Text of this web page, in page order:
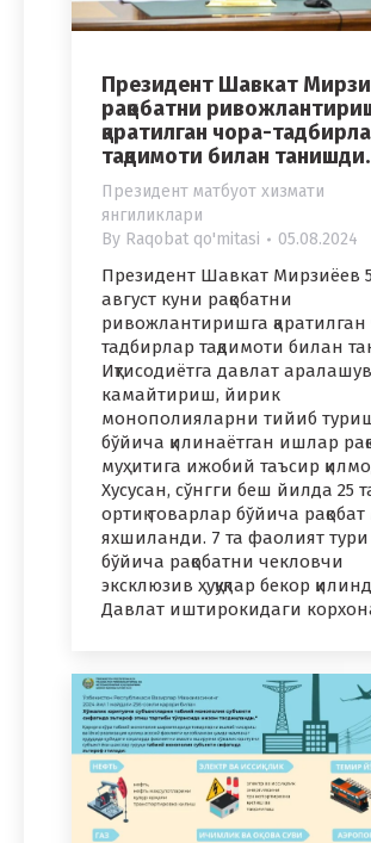
Президент Шавкат
рақобатни
қаратилган чора-
тақдимоти билан танишди.
Президент матбуот хизмати
янгиликлари
By Raqobat qo'mitasi 05.08.2024
Президент Шавкат Мирзиёев 5
август куни рақобатни
ривожлантиришга
тадбирлар тақдимоти билан
Иқтисодиётга давлат
камайтириш, йирик
монополияларни тийиб
бўйича қилинаётган ишлар
муҳитига ижобий таъсир
Хусусан, сўнгги беш йилда 25
ортиқ товарлар бўйича
яхшиланди. 7 та фаолият тури
бўйича рақобатни чекловчи
эксклюзив ҳуқуқлар бекор
Давлат иштирокидаги